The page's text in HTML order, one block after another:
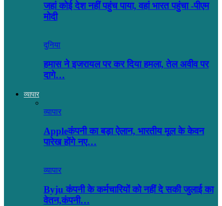
जहां कोई देश नहीं पहुंच पाया, वहां भारत पहुंचा -पीएम
मोदी
दुनिया
हमास ने इजरायल पर कर दिया हमला, तेल अवीव पर
दागे…
व्यापार
व्यापार
Appleकंपनी का बड़ा ऐलान, भारतीय मूल के केवन
पारेख होंगे नए…
व्यापार
Byju कंपनी के कर्मचारियों को नहीं दे सकी जुलाई का
वेतन,कंपनी…